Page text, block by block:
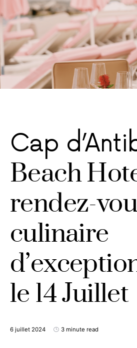
Cap
Beach
rendez-
culinaire
le 14 Juillet
6 juillet 2024 3 minute read